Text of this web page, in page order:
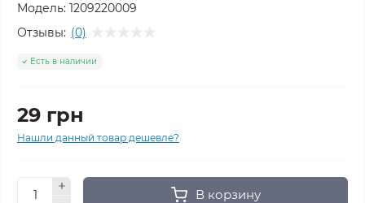
Модель: 1209220009
Отзывы: (0)
Есть в наличии
29 грн
Нашли данный товар дешевле?
В корзину